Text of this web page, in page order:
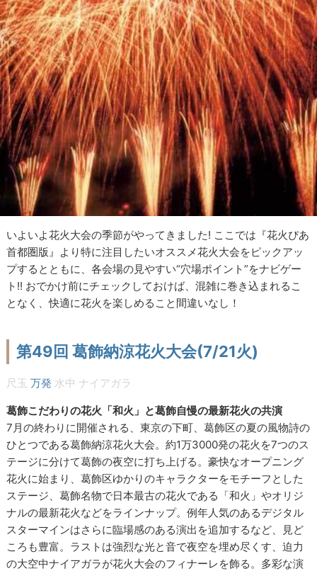
いよいよ花火大会の季節がやってきました! ここでは『花火ぴあ
首都圏版』より特に注目したいオススメ花火大会をピックアッ
プするとともに、各会場の見やすい“穴場ポイント”をナビゲー
ト!! おでかけ前にチェックしておけば、混雑に巻き込まれるこ
となく、快適に花火を楽しめること間違いなし！
第49回 葛飾納涼花火大会(7/21火)
尺玉 万発 水中 ナイアガラ
葛飾こだわりの花火「和火」と葛飾自慢の最新花火の共演
7月の終わりに開催される、東京の下町、葛飾区の夏の風物詩の
ひとつである葛飾納涼花火大会。約1万3000発の花火を7つのス
テージに分けて葛飾の夜空に打ち上げる。豪快なオープニング
花火に始まり、葛飾区ゆかりのキャラクターをモチーフとした
ステージ、葛飾名物で日本最古の花火である「和火」やオリジ
ナルの最新花火などをラインナップ。例年人気のあるデジタル
スターマインはさらに臨場感のある演出を追加するなど、見ど
ころも豊富。ラストは強烈な光と音で夜空を埋め尽くす、迫力
の大空中ナイアガラが花火大会のフィナーレを飾る。多彩な演